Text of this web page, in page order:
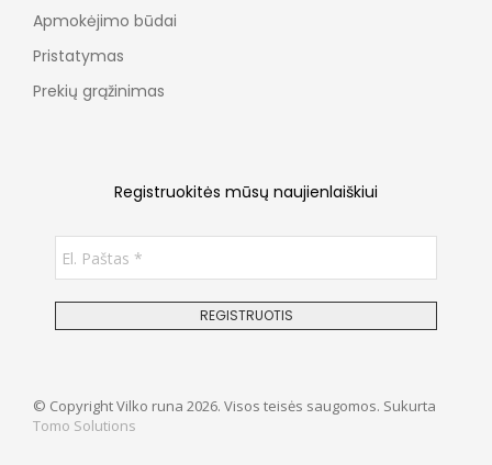
Apmokėjimo būdai
Pristatymas
Prekių grąžinimas
Registruokitės mūsų naujienlaiškiui
© Copyright Vilko runa 2026. Visos teisės saugomos. Sukurta
Tomo Solutions